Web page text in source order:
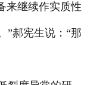
来继续作实质性
”郝宪生说：“那